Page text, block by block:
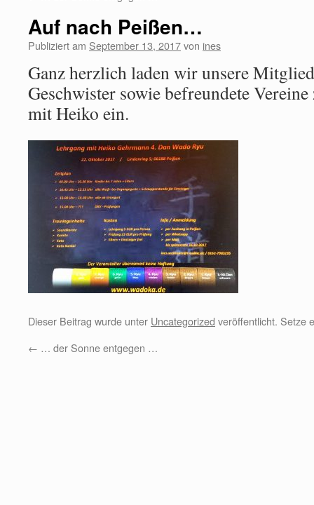
Auf nach Peißen…
Publiziert am September 13, 2017von ines
Ganz herzlich laden wir unsere
Geschwister sowie befreundete
mit Heiko ein.
Dieser Beitrag wurde unter Uncategorized veröffentlicht. Setze
← … der Sonne entgegen …